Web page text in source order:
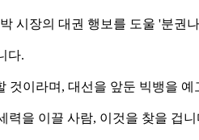
시장의 대권 행보를 도울 '분권
다.
것이라며, 대선을 앞둔 빅뱅을 예
을 이끌 사람, 이것을 찾을 겁